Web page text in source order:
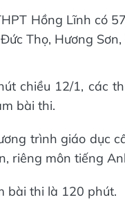
Hồng Lĩnh có
Thọ, Hương
chiều 12/1, các
bài thi.
trình giáo dục
riêng môn tiếng
bài thi là 120 phút.